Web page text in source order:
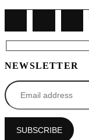
NEWSLETTER